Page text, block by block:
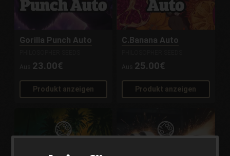
Gorilla Punch Auto
Aus 23.00€
Produkt anzeigen
C.Banana Auto
Aus 25.00€
Produkt anzeigen